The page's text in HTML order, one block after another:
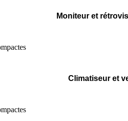
Moniteur et
Climatiseur et